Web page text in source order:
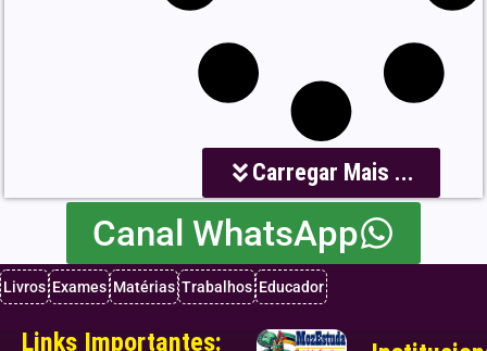
Carregar Mais ...
Canal WhatsApp
Livros Exames Matérias Trabalhos Educador
Links Importantes: